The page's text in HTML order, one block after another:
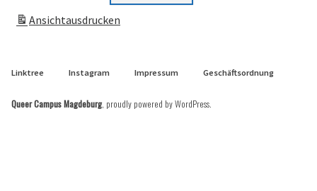
Ansichtausdrucken
Linktree Instagram Impressum Geschäftsordnung
Queer Campus Magdeburg, proudly powered by WordPress.